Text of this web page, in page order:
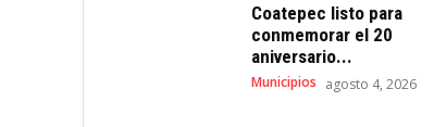
Coatepec listo para
conmemorar el 20
aniversario...
Municipios agosto 4, 2026